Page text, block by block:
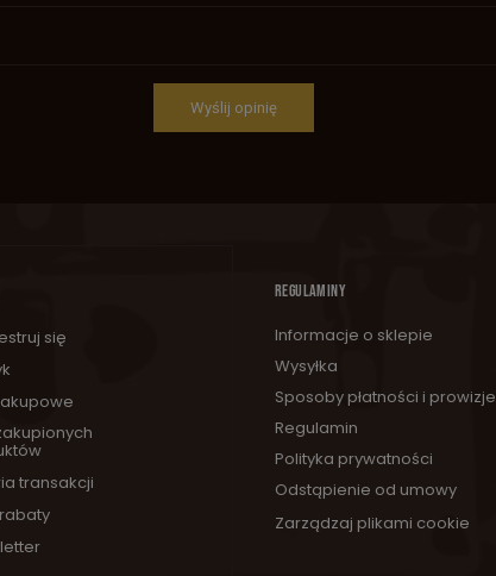
Wyślij opinię
się
transakcji
REGULAMINY
Informacje o sklepie
Wysyłka
Sposoby płatności i prowizje
Regulamin
Polityka prywatności
Odstąpienie od umowy
Zarządzaj plikami cookie